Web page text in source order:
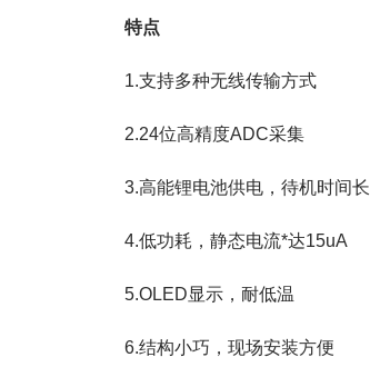
特点
1.支持多种无线传输方式
2.24位高精度ADC采集
3.高能锂电池供电，待机时间长
4.低功耗，静态电流*达15uA
5.OLED显示，耐低温
6.结构小巧，现场安装方便